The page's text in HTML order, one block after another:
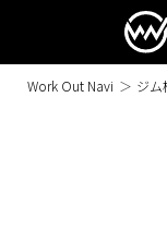
Work Out Navi ＞ ジム